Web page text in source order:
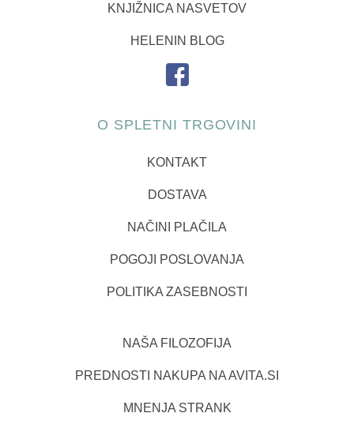
KNJIŽNICA NASVETOV
HELENIN BLOG
O SPLETNI TRGOVINI
KONTAKT
DOSTAVA
NAČINI PLAČILA
POGOJI POSLOVANJA
POLITIKA ZASEBNOSTI
NAŠA FILOZOFIJA
PREDNOSTI NAKUPA NA AVITA.SI
MNENJA STRANK